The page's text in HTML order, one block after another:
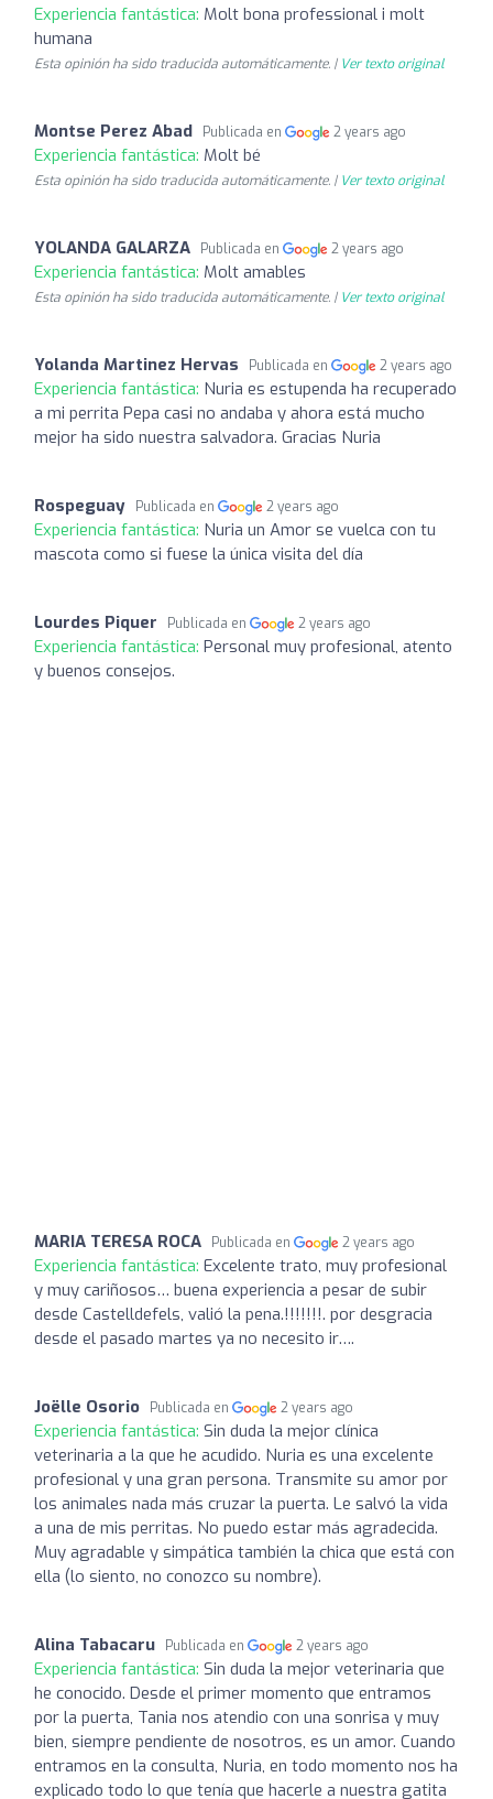
Experiencia fantástica: Molt bona professional i molt
humana
Esta opinión ha sido traducida automáticamente. | Ver texto original
Montse Perez Abad Publicada en 2 years ago
Experiencia fantástica: Molt bé
Esta opinión ha sido traducida automáticamente. | Ver texto original
YOLANDA GALARZA Publicada en 2 years ago
Experiencia fantástica: Molt amables
Esta opinión ha sido traducida automáticamente. | Ver texto original
Yolanda Martinez Hervas Publicada en 2 years ago
Experiencia fantástica: Nuria es estupenda ha recuperado
a mi perrita Pepa casi no andaba y ahora está mucho
mejor ha sido nuestra salvadora. Gracias Nuria
Rospeguay Publicada en 2 years ago
Experiencia fantástica: Nuria un Amor se vuelca con tu
mascota como si fuese la única visita del día
Lourdes Piquer Publicada en 2 years ago
Experiencia fantástica: Personal muy profesional, atento
y buenos consejos.
MARIA TERESA ROCA Publicada en 2 years ago
Experiencia fantástica: Excelente trato, muy profesional
y muy cariñosos… buena experiencia a pesar de subir
desde Castelldefels, valió la pena.!!!!!!!. por desgracia
desde el pasado martes ya no necesito ir….
Joëlle Osorio Publicada en 2 years ago
Experiencia fantástica: Sin duda la mejor clínica
veterinaria a la que he acudido. Nuria es una excelente
profesional y una gran persona. Transmite su amor por
los animales nada más cruzar la puerta. Le salvó la vida
a una de mis perritas. No puedo estar más agradecida.
Muy agradable y simpática también la chica que está con
ella (lo siento, no conozco su nombre).
Alina Tabacaru Publicada en 2 years ago
Experiencia fantástica: Sin duda la mejor veterinaria que
he conocido. Desde el primer momento que entramos
por la puerta, Tania nos atendio con una sonrisa y muy
bien, siempre pendiente de nosotros, es un amor. Cuando
entramos en la consulta, Nuria, en todo momento nos ha
explicado todo lo que tenía que hacerle a nuestra gatita